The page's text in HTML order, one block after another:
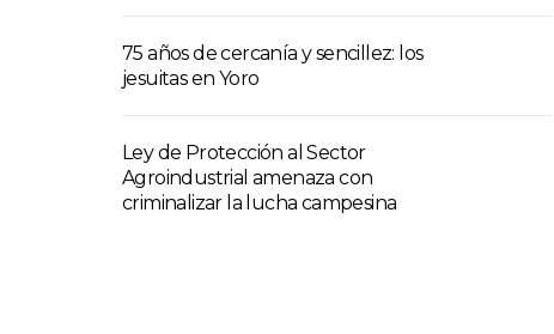
75 años de cercanía y sencillez: los
jesuitas en Yoro
Ley de Protección al Sector
Agroindustrial amenaza con
criminalizar la lucha campesina